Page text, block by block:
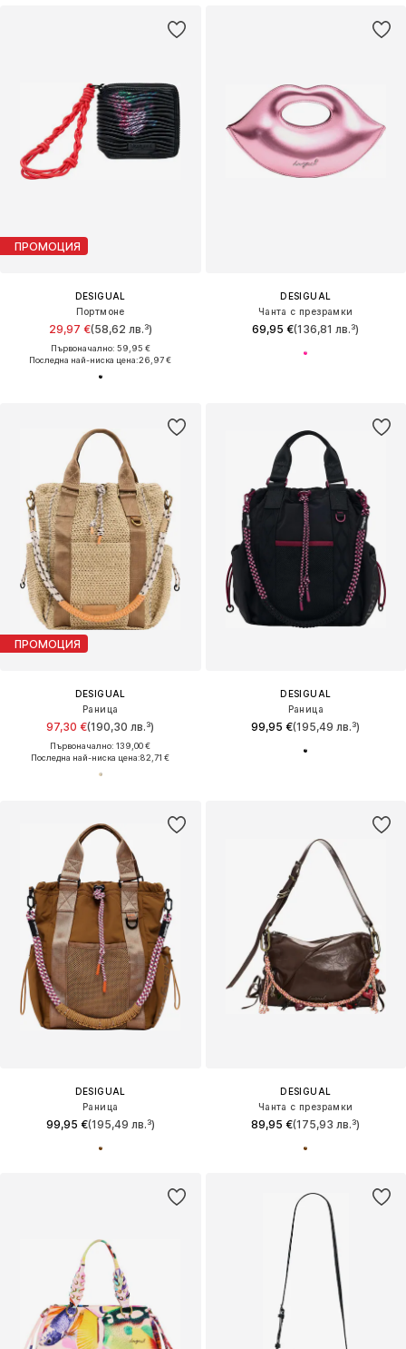
ПРОМОЦИЯ
DESIGUAL
Портмоне
29,97 €(58,62 лв.³)
Първоначално: 59,95 €
Последна най-ниска цена:26,97 €
DESIGUAL
Чанта с презрамки
69,95 €(136,81 лв.³)
ПРОМОЦИЯ
DESIGUAL
Раница
97,30 €(190,30 лв.³)
Първоначално: 139,00 €
Последна най-ниска цена:82,71 €
DESIGUAL
Раница
99,95 €(195,49 лв.³)
DESIGUAL
Раница
99,95 €(195,49 лв.³)
DESIGUAL
Чанта с презрамки
89,95 €(175,93 лв.³)